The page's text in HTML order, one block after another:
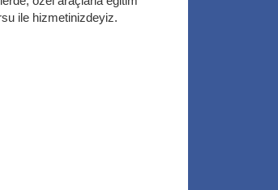
ile hizmetinizdeyiz.